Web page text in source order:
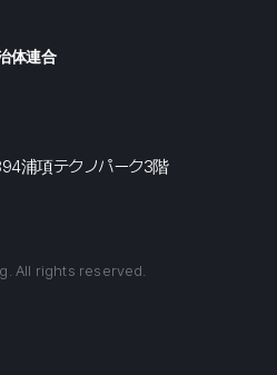
体連合
浦項テクノパーク3階
All rights reserved.